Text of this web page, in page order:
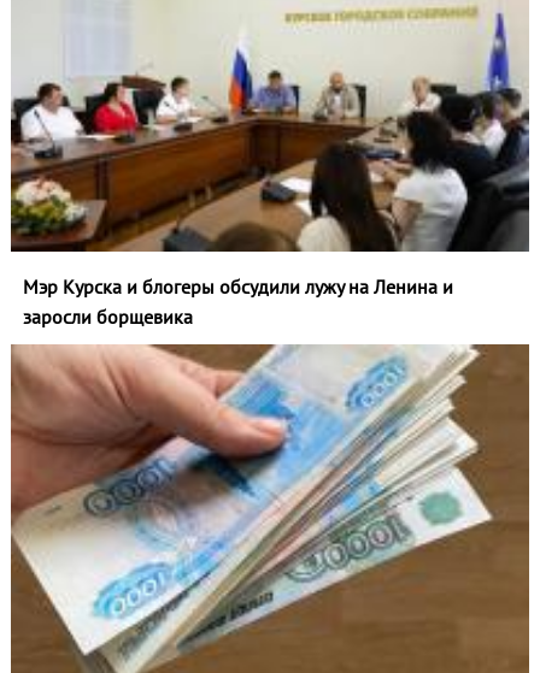
Мэр Курска и блогеры обсудили лужу на Ленина и
заросли борщевика